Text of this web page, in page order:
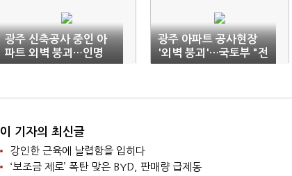
광주 신축공사 중인 아
파트 외벽 붕괴…인명
피해 확인 중
광주 아파트 공사현장
'외벽 붕괴'…국토부 "전
문가 급파"
이 기자의 최신글
강인한 근육에 날렵함을 입히다
‘보조금 제로’ 폭탄 맞은 BYD, 판매량 급제동